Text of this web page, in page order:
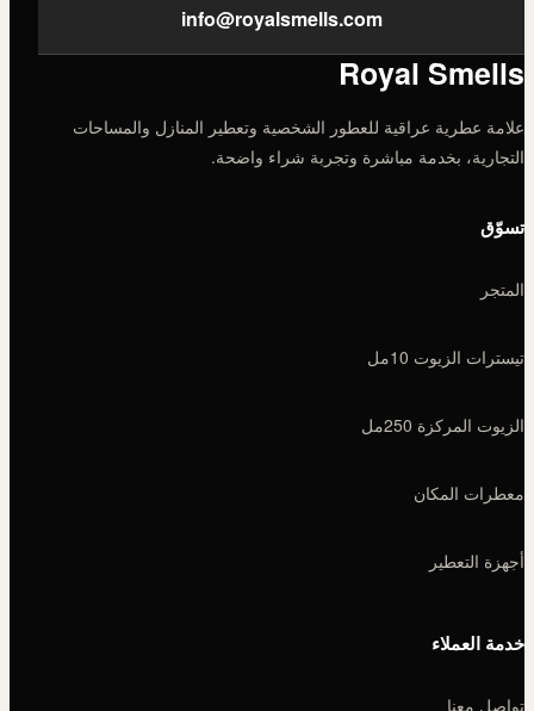
info@royalsmells.com
Royal Smells
علامة عطرية عراقية للعطور الشخصية وتعطير المنازل والمساحات
التجارية، بخدمة مباشرة وتجربة شراء واضحة.
تسوّق
المتجر
تيسترات الزيوت 10مل
الزيوت المركزة 250مل
معطرات المكان
أجهزة التعطير
خدمة العملاء
تواصل معنا